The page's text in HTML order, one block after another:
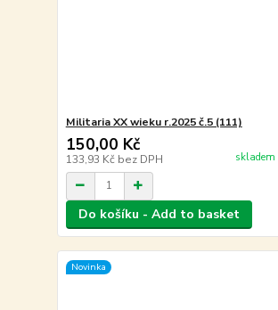
Militaria XX wieku r.2025 č.5 (111)
150,00 Kč
133,93 Kč bez DPH
Do košíku - Add to basket
Novinka